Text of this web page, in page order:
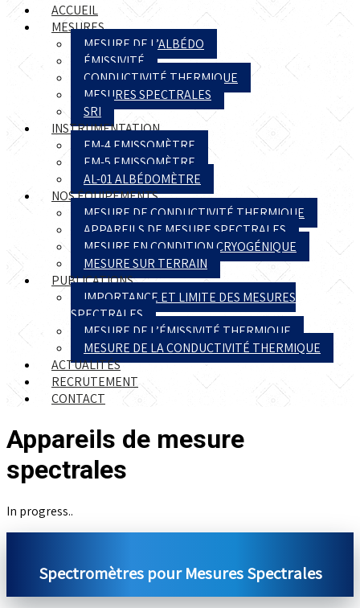
ACCUEIL
MESURES
MESURE DE L’ALBÉDO
ÉMISSIVITÉ
CONDUCTIVITÉ THERMIQUE
MESURES SPECTRALES
SRI
INSTRUMENTATION
EM-4 EMISSOMÈTRE
EM-5 EMISSOMÈTRE
AL-01 ALBÉDOMÈTRE
NOS ÉQUIPEMENTS
MESURE DE CONDUCTIVITÉ THERMIQUE
APPAREILS DE MESURE SPECTRALES
MESURE EN CONDITION CRYOGÉNIQUE
MESURE SUR TERRAIN
PUBLICATIONS
IMPORTANCE ET LIMITE DES MESURES
SPECTRALES
MESURE DE L’ÉMISSIVITÉ THERMIQUE
MESURE DE LA CONDUCTIVITÉ THERMIQUE
ACTUALITÉS
RECRUTEMENT
CONTACT
Appareils de mesure
spectrales
In progress..
Spectromètres pour Mesures Spectrales